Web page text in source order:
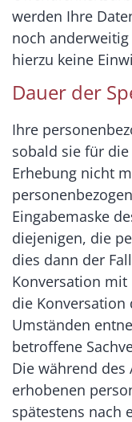
werden Ihre
noch
hierzu keine
Dauer der
Ihre
sobald sie für
Erhebung nicht
Eingabemaske
diejenigen, die
dies dann der
Konversation
die Konversation
Umständen
betroffene
Die während des
erhobenen
spätestens nach